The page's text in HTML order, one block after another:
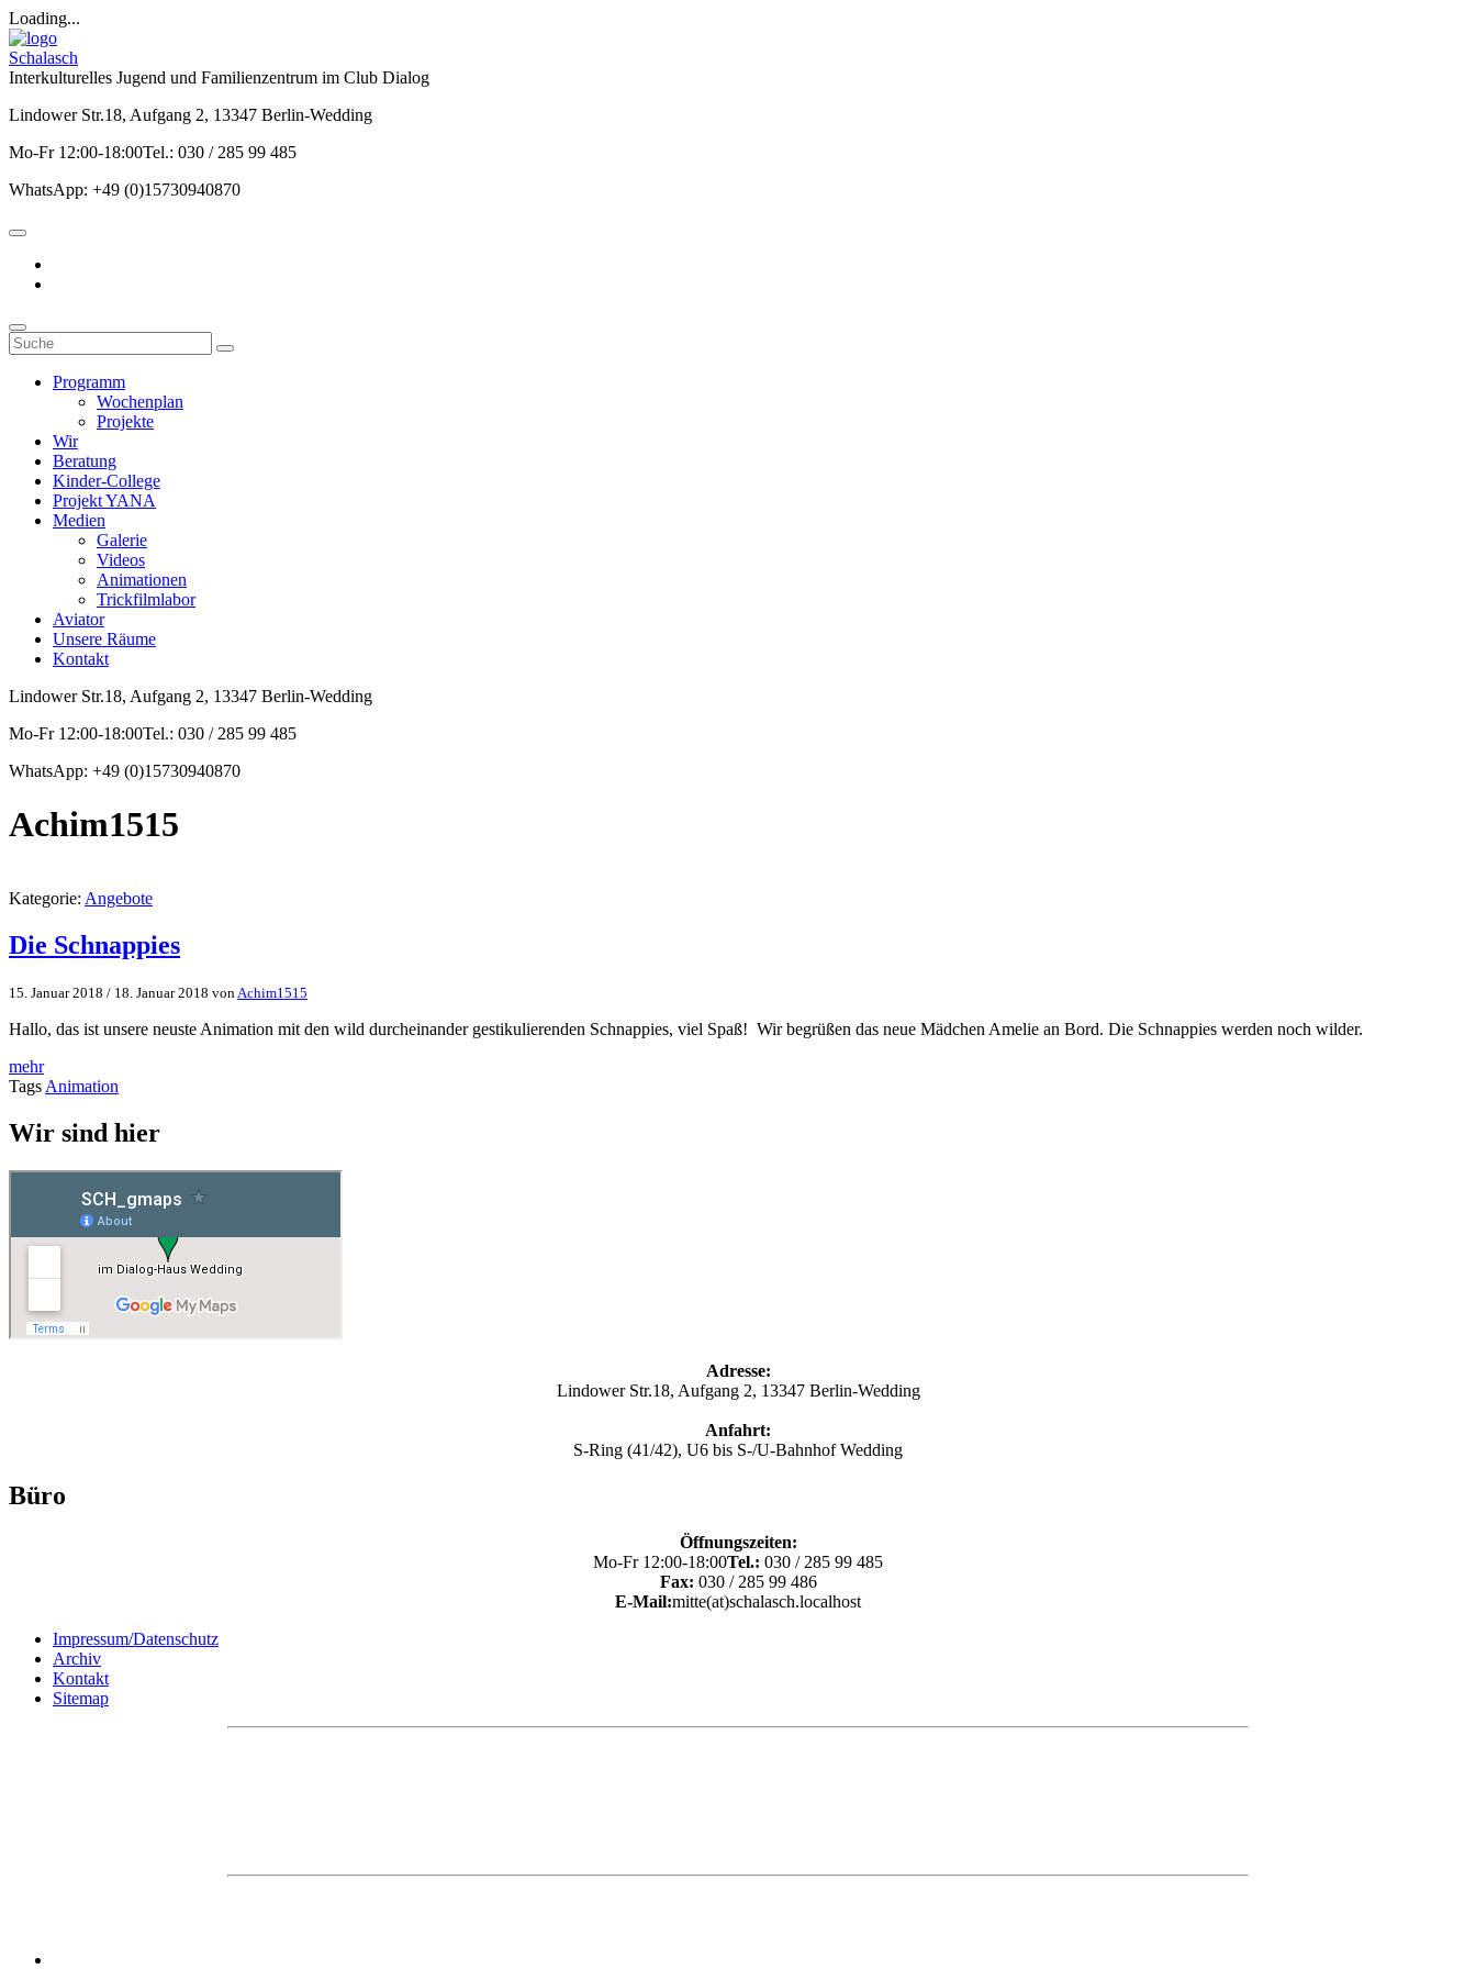
Loading...
Schalasch
Interkulturelles Jugend und Familienzentrum im Club Dialog
Lindower Str.18, Aufgang 2, 13347 Berlin-Wedding
Mo-Fr 12:00-18:00Tel.: 030 / 285 99 485
WhatsApp: +49 (0)15730940870
Programm
Wochenplan
Projekte
Wir
Beratung
Kinder-College
Projekt YANA
Medien
Galerie
Videos
Animationen
Trickfilmlabor
Aviator
Unsere Räume
Kontakt
Lindower Str.18, Aufgang 2, 13347 Berlin-Wedding
Mo-Fr 12:00-18:00Tel.: 030 / 285 99 485
WhatsApp: +49 (0)15730940870
Achim1515
Kategorie: Angebote
Die Schnappies
15. Januar 2018 / 18. Januar 2018 von Achim1515
Hallo, das ist unsere neuste Animation mit den wild durcheinander gestikulierenden Schnappies, viel Spaß! Wir begrüßen das neue Mädchen Amelie an Bord. Die Schnappies werden noch wilder.
mehr
Tags Animation
Wir sind hier
Adresse:
Lindower Str.18, Aufgang 2, 13347 Berlin-Wedding
Anfahrt:
S-Ring (41/42), U6 bis S-/U-Bahnhof Wedding
Büro
Öffnungszeiten:
Mo-Fr 12:00-18:00Tel.: 030 / 285 99 485
Fax: 030 / 285 99 486
E-Mail:mitte(at)schalasch.localhost
Impressum/Datenschutz
Archiv
Kontakt
Sitemap